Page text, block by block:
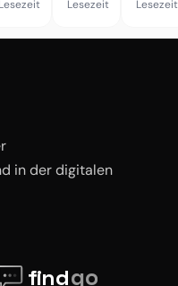
Lesezeit
sieht
Lesezeit
Lesezeit
in der digitalen